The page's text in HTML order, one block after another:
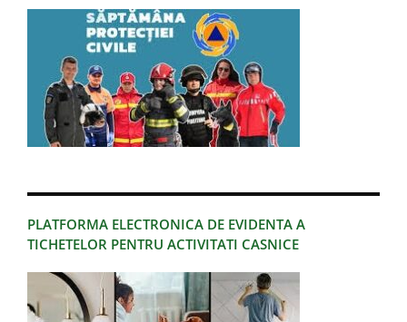
PLATFORMA ELECTRONICA DE EVIDENTA A
TICHETELOR PENTRU ACTIVITATI CASNICE